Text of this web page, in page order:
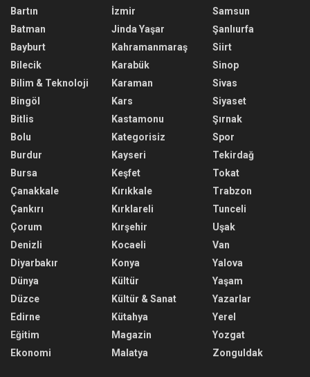
Bartın
Batman
Bayburt
Bilecik
Bilim & Teknoloji
Bingöl
Bitlis
Bolu
Burdur
Bursa
Çanakkale
Çankırı
Çorum
Denizli
Diyarbakır
Dünya
Düzce
Edirne
Eğitim
Ekonomi
İzmir
Jinda Yaşar
Kahramanmaraş
Karabük
Karaman
Kars
Kastamonu
Kategorisiz
Kayseri
Keşfet
Kırıkkale
Kırklareli
Kırşehir
Kocaeli
Konya
Kültür
Kültür & Sanat
Kütahya
Magazin
Malatya
Samsun
Şanlıurfa
Siirt
Sinop
Sivas
Siyaset
Şırnak
Spor
Tekirdağ
Tokat
Trabzon
Tunceli
Uşak
Van
Yalova
Yaşam
Yazarlar
Yerel
Yozgat
Zonguldak